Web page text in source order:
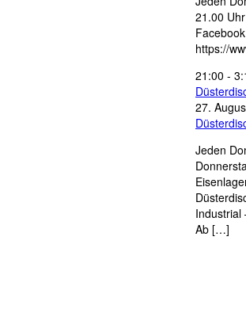
21.00
https://
21:00 -
27.
Jeden
Industrial
Ab […]